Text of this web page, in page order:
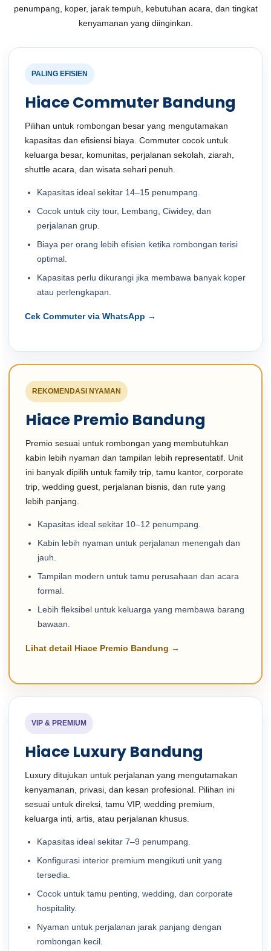
penumpang, koper, jarak tempuh, kebutuhan acara, dan tingkat
kenyamanan yang diinginkan.
PALING EFISIEN
Hiace Commuter Bandung
Pilihan untuk rombongan besar yang mengutamakan
kapasitas dan efisiensi biaya. Commuter cocok untuk
keluarga besar, komunitas, perjalanan sekolah, ziarah,
shuttle acara, dan wisata sehari penuh.
Kapasitas ideal sekitar 14–15 penumpang.
Cocok untuk city tour, Lembang, Ciwidey, dan
perjalanan grup.
Biaya per orang lebih efisien ketika rombongan terisi
optimal.
Kapasitas perlu dikurangi jika membawa banyak koper
atau perlengkapan.
Cek Commuter via WhatsApp →
REKOMENDASI NYAMAN
Hiace Premio Bandung
Premio sesuai untuk rombongan yang membutuhkan
kabin lebih nyaman dan tampilan lebih representatif. Unit
ini banyak dipilih untuk family trip, tamu kantor, corporate
trip, wedding guest, perjalanan bisnis, dan rute yang
lebih panjang.
Kapasitas ideal sekitar 10–12 penumpang.
Kabin lebih nyaman untuk perjalanan menengah dan
jauh.
Tampilan modern untuk tamu perusahaan dan acara
formal.
Lebih fleksibel untuk keluarga yang membawa barang
bawaan.
Lihat detail Hiace Premio Bandung →
VIP & PREMIUM
Hiace Luxury Bandung
Luxury ditujukan untuk perjalanan yang mengutamakan
kenyamanan, privasi, dan kesan profesional. Pilihan ini
sesuai untuk direksi, tamu VIP, wedding premium,
keluarga inti, artis, atau perjalanan khusus.
Kapasitas ideal sekitar 7–9 penumpang.
Konfigurasi interior premium mengikuti unit yang
tersedia.
Cocok untuk tamu penting, wedding, dan corporate
hospitality.
Nyaman untuk perjalanan jarak panjang dengan
rombongan kecil.